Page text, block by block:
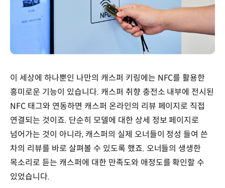
이 세상에 하나뿐인 나만의 캐스퍼 키링에는 NFC를 활용한
흥미로운 기능이 있습니다. 캐스퍼 취향 충전소 내부에 전시된
NFC 태그와 연동하면 캐스퍼 온라인의 리뷰 페이지로 직접
연결되는 것이죠. 단순히 모델에 대한 상세 정보 페이지로
넘어가는 것이 아니라, 캐스퍼의 실제 오너들이 정성 들여 쓴
차의 리뷰를 바로 살펴볼 수 있도록 했죠. 오너들의 생생한
목소리로 듣는 캐스퍼에 대한 만족도와 애정도를 확인할 수
있었습니다.